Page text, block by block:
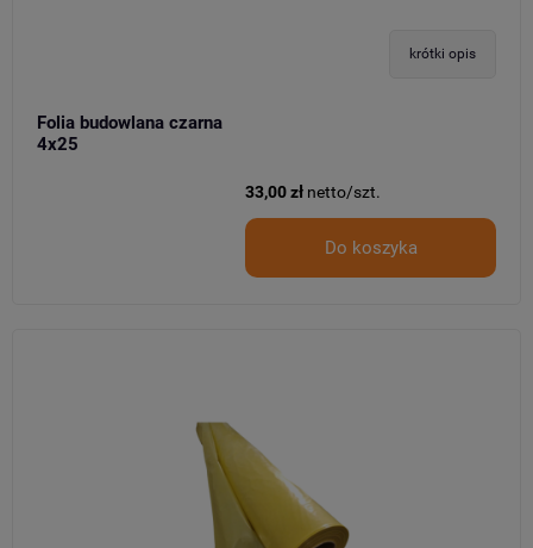
krótki opis
Folia budowlana czarna
4x25
33,00 zł netto/szt.
Do koszyka